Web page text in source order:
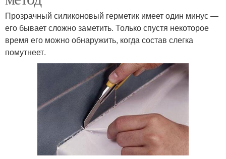
Прозрачный силиконовый герметик имеет один минус —
его бывает сложно заметить. Только спустя некоторое
время его можно обнаружить, когда состав слегка
помутнеет.